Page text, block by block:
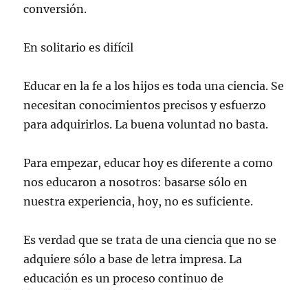
conversión.
En solitario es difícil
Educar en la fe a los hijos es toda una ciencia. Se
necesitan conocimientos precisos y esfuerzo
para adquirirlos. La buena voluntad no basta.
Para empezar, educar hoy es diferente a como
nos educaron a nosotros: basarse sólo en
nuestra experiencia, hoy, no es suficiente.
Es verdad que se trata de una ciencia que no se
adquiere sólo a base de letra impresa. La
educación es un proceso continuo de